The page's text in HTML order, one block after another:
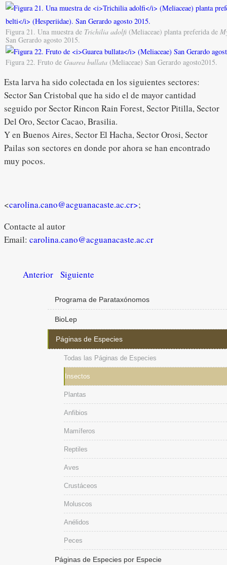
Figura 21. Una muestra de Trichilia adolfi (Meliaceae) planta preferida de
San Gerardo agosto 2015.
Figura 22. Fruto de Guarea bullata (Meliaceae) San Gerardo agosto2015.
Esta larva ha sido colectada en los siguientes sectores:
Sector San Cristobal que ha sido el de mayor cantidad
seguido por Sector Rincon Rain Forest, Sector Pitilla, Sector
Del Oro, Sector Cacao, Brasilia.
Y en Buenos Aires, Sector El Hacha, Sector Orosi, Sector
Pailas son sectores en donde por ahora se han encontrado
muy pocos.
<carolina.cano@acguanacaste.ac.cr>;
Contacte al autor
Email: carolina.cano@acguanacaste.ac.cr
Anterior Siguiente
Programa de Parataxónomos
BioLep
Páginas de Especies
Todas las Páginas de Especies
Insectos
Plantas
Anfibios
Mamíferos
Reptiles
Aves
Crustáceos
Moluscos
Anélidos
Peces
Páginas de Especies por Especie